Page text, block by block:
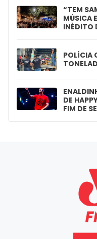
“TEM
MÚSICA
INÉDITO
POLÍCIA
DE
FIM DE